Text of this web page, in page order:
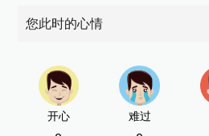
您此时的心情
开心 难过